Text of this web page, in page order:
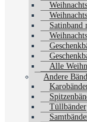
Satinband
Alle
Andere
Tüllbänder